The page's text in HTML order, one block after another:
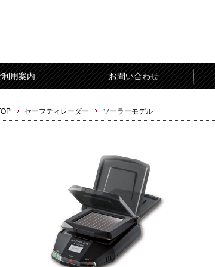
利用案内 お問い合わせ
セーフティレーダー ソーラーモデル